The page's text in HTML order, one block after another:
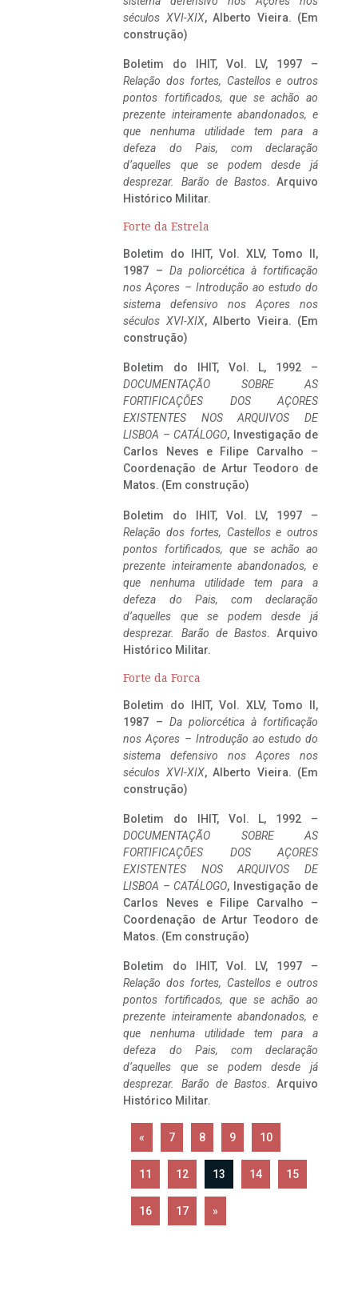
séculos XVI-XIX, Alberto Vieira. (Em
construção)
Boletim do IHIT, Vol. LV, 1997 –
Relação dos fortes, Castellos e outros
pontos fortificados, que se achão ao
prezente inteiramente abandonados, e
que nenhuma utilidade tem para a
defeza do Pais, com declaração
d’aquelles que se podem desde já
desprezar. Barão de Bastos. Arquivo
Histórico Militar.
Forte da Estrela
Boletim do IHIT, Vol. XLV, Tomo II,
1987 – Da poliorcética à fortificação
nos Açores – Introdução ao estudo do
sistema defensivo nos Açores nos
séculos XVI-XIX, Alberto Vieira. (Em
construção)
Boletim do IHIT, Vol. L, 1992 –
DOCUMENTAÇÃO SOBRE AS
FORTIFICAÇÕES DOS AÇORES
EXISTENTES NOS ARQUIVOS DE
LISBOA – CATÁLOGO, Investigação de
Carlos Neves e Filipe Carvalho –
Coordenação de Artur Teodoro de
Matos. (Em construção)
Boletim do IHIT, Vol. LV, 1997 –
Relação dos fortes, Castellos e outros
pontos fortificados, que se achão ao
prezente inteiramente abandonados, e
que nenhuma utilidade tem para a
defeza do Pais, com declaração
d’aquelles que se podem desde já
desprezar. Barão de Bastos. Arquivo
Histórico Militar.
Forte da Forca
Boletim do IHIT, Vol. XLV, Tomo II,
1987 – Da poliorcética à fortificação
nos Açores – Introdução ao estudo do
sistema defensivo nos Açores nos
séculos XVI-XIX, Alberto Vieira. (Em
construção)
Boletim do IHIT, Vol. L, 1992 –
DOCUMENTAÇÃO SOBRE AS
FORTIFICAÇÕES DOS AÇORES
EXISTENTES NOS ARQUIVOS DE
LISBOA – CATÁLOGO, Investigação de
Carlos Neves e Filipe Carvalho –
Coordenação de Artur Teodoro de
Matos. (Em construção)
Boletim do IHIT, Vol. LV, 1997 –
Relação dos fortes, Castellos e outros
pontos fortificados, que se achão ao
prezente inteiramente abandonados, e
que nenhuma utilidade tem para a
defeza do Pais, com declaração
d’aquelles que se podem desde já
desprezar. Barão de Bastos. Arquivo
Histórico Militar.
« 7 8 9 10
11 12 13 14 15
16 17 »